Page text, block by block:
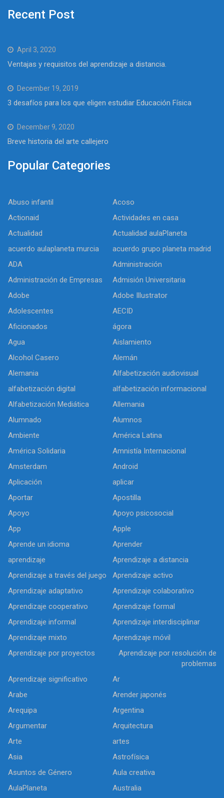
Recent Post
April 3, 2020
Ventajas y requisitos del aprendizaje a distancia.
December 19, 2019
3 desafíos para los que eligen estudiar Educación Física
December 9, 2020
Breve historia del arte callejero
Popular Categories
Abuso infantil
Acoso
Actionaid
Actividades en casa
Actualidad
Actualidad aulaPlaneta
acuerdo aulaplaneta murcia
acuerdo grupo planeta madrid
ADA
Administración
Administración de Empresas
Admisión Universitaria
Adobe
Adobe Illustrator
Adolescentes
AECID
Aficionados
ágora
Agua
Aislamiento
Alcohol Casero
Alemán
Alemania
Alfabetización audiovisual
alfabetización digital
alfabetización informacional
Alfabetización Mediática
Allemania
Alumnado
Alumnos
Ambiente
América Latina
América Solidaria
Amnistía Internacional
Amsterdam
Android
Aplicación
aplicar
Aportar
Apostilla
Apoyo
Apoyo psicosocial
App
Apple
Aprende un idioma
Aprender
aprendizaje
Aprendizaje a distancia
Aprendizaje a través del juego
Aprendizaje activo
Aprendizaje adaptativo
Aprendizaje colaborativo
Aprendizaje cooperativo
Aprendizaje formal
Aprendizaje informal
Aprendizaje interdisciplinar
Aprendizaje mixto
Aprendizaje móvil
Aprendizaje por proyectos
Aprendizaje por resolución de
problemas
Aprendizaje significativo
Ar
Arabe
Arender japonés
Arequipa
Argentina
Argumentar
Arquitectura
Arte
artes
Asia
Astrofísica
Asuntos de Género
Aula creativa
AulaPlaneta
Australia